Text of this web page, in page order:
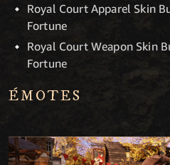
Royal Court Apparel Skin
Fortune
Royal Court Weapon Skin
Fortune
ÉMOTES